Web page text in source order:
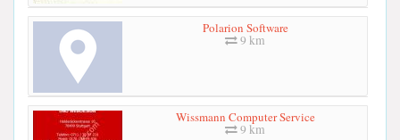
Polarion Software
9 km
Wissmann Computer Service
9 km